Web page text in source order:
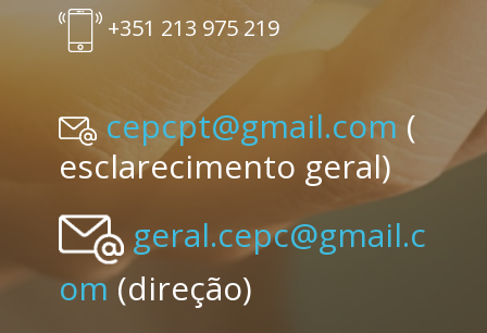
+351 213 975 219
cepcpt@gmail.com (
esclarecimento geral)
geral.cepc@gmail.c
om(direção)